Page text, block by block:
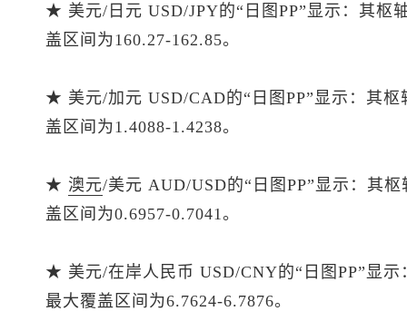
★ 美元/日元 USD/JPY的“日图PP”显示：其枢
盖区间为160.27-162.85。
★ 美元/加元 USD/CAD的“日图PP”显示：其
盖区间为1.4088-1.4238。
★ 澳元/美元 AUD/USD的“日图PP”显示：其
盖区间为0.6957-0.7041。
★ 美元/在岸人民币 USD/CNY的“日图PP”显
最大覆盖区间为6.7624-6.7876。